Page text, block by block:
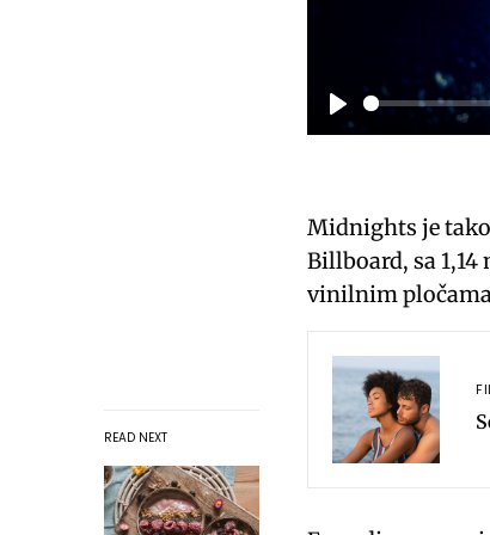
READ NEXT
P
y
Midnights je
Billboard, sa
vinilnim